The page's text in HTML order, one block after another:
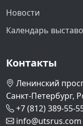
Новости
Календарь
Контакты
Ленинский
Санкт-Петербург,
+7 (812) 389-55-
info@utsrus.com